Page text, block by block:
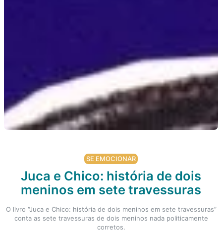
SE EMOCIONAR
Juca e Chico: história de dois
meninos em sete travessuras
O livro “Juca e Chico: história de dois meninos em sete travessuras”
conta as sete travessuras de dois meninos nada politicamente
corretos.